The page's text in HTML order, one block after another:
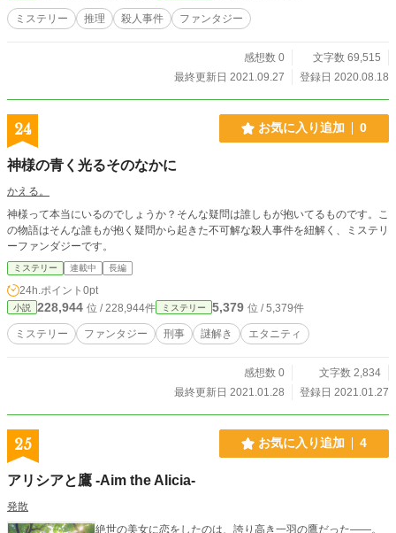
ミステリー 推理 殺人事件 ファンタジー
感想数 0
文字数 69,515
最終更新日 2021.09.27
登録日 2020.08.18
24 お気に入り追加 0
神様の青く光るそのなかに
かえる。
神様って本当にいるのでしょうか？そんな疑問は誰しもが抱いてるものです。こ
の物語はそんな誰もが抱く疑問から起きた不可解な殺人事件を紐解く、ミステリ
ーファンダジーです。
ミステリー 連載中 長編
24h.ポイント 0pt
小説 228,944 位 / 228,944件 ミステリー 5,379 位 / 5,379件
ミステリー ファンタジー 刑事 謎解き エタニティ
感想数 0
文字数 2,834
最終更新日 2021.01.28
登録日 2021.01.27
25 お気に入り追加 4
アリシアと鷹 -Aim the Alicia-
発散
絶世の美女に恋をしたのは、誇り高き一羽の鷹だった――。